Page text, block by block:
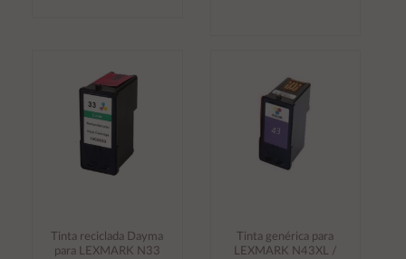
carrito
carrito
Tinta reciclada Dayma
para LEXMARK N33
Tinta genérica para
LEXMARK N43XL /